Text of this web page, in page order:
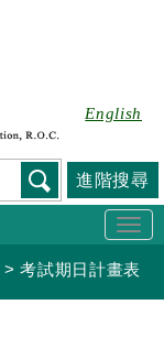
English
進階搜尋
>考試期日計畫表